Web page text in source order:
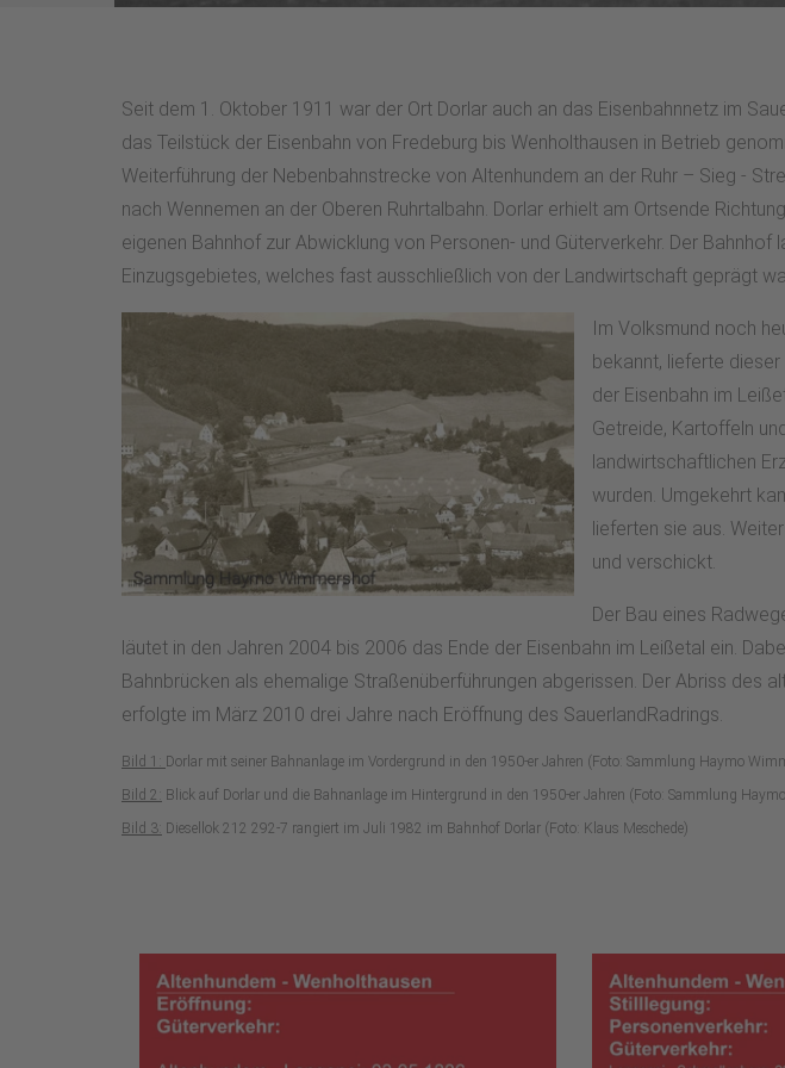
Seit dem 1. Oktober 1911 war der Ort Dorlar auch an das Eisenbahnnetz im
das Teilstück der Eisenbahn von Fredeburg bis Wenholthausen in Betrieb
Weiterführung der Nebenbahnstrecke von Altenhundem an der Ruhr – Sieg -
nach Wennemen an der Oberen Ruhrtalbahn. Dorlar erhielt am Ortsende
eigenen Bahnhof zur Abwicklung von Personen- und Güterverkehr. Der Bahnhof
Einzugsgebietes, welches fast ausschließlich von der Landwirtschaft geprägt
Im Volksmund noch
bekannt, lieferte
der Eisenbahn im
Getreide, Kartoffeln
landwirtschaftlichen
wurden. Umgekehrt
lieferten sie aus.
und verschickt.
Der Bau eines
läutet in den Jahren 2004 bis 2006 das Ende der Eisenbahn im Leißetal ein.
Bahnbrücken als ehemalige Straßenüberführungen abgerissen. Der Abriss des
erfolgte im März 2010 drei Jahre nach Eröffnung des SauerlandRadrings.
Bild 1:
Dorlar mit seiner Bahnanlage im Vordergrund in den 1950-er Jahren (Foto: Sammlung Haymo
Bild 2:
Blick auf Dorlar und die Bahnanlage im Hintergrund in den 1950-er Jahren (Foto: Sammlung
Bild 3: Diesellok 212 292-7 rangiert im Juli 1982 im Bahnhof Dorlar (Foto: Klaus Meschede)